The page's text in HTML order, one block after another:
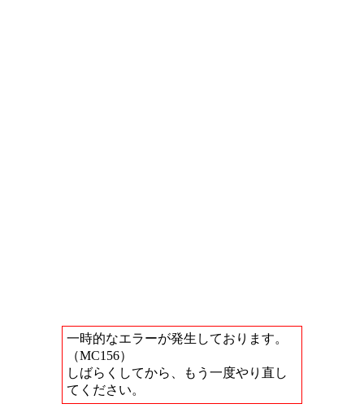
一時的なエラーが発生しております。
（MC156）
しばらくしてから、もう一度やり直し
てください。